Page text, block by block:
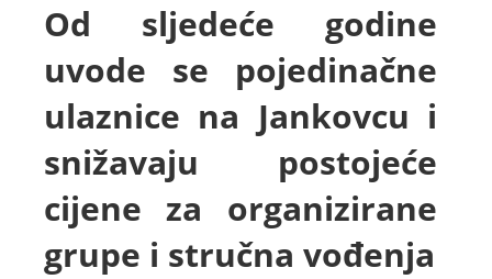
Od sljedeće godine
uvode se pojedinačne
ulaznice na Jankovcu i
snižavaju postojeće
cijene za organizirane
grupe i stručna vođenja